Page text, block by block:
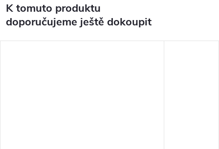
K tomuto produktu
doporučujeme ještě dokoupit